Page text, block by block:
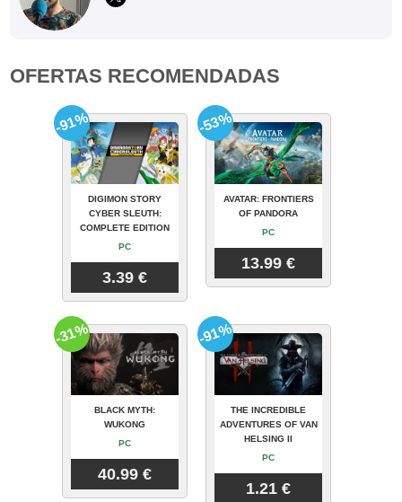
OFERTAS RECOMENDADAS
DIGIMON STORY
CYBER SLEUTH:
COMPLETE EDITION
PC
3.39 €
-91%
AVATAR: FRONTIERS
OF PANDORA
PC
13.99 €
-53%
BLACK MYTH:
WUKONG
PC
40.99 €
-31%
THE INCREDIBLE
ADVENTURES OF VAN
HELSING II
PC
1.21 €
-91%